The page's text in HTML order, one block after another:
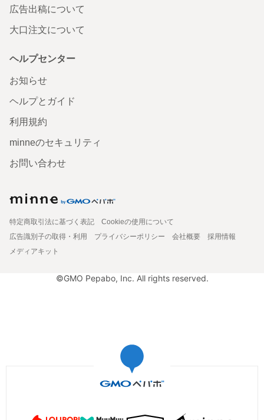
広告出稿について
大口注文について
ヘルプセンター
お知らせ
ヘルプとガイド
利用規約
minneのセキュリティ
お問い合わせ
特定商取引法に基づく表記
Cookieの使用について
広告識別子の取得・利用
プライバシーポリシー 会社概要
採用情報
メディアキット
©GMO Pepabo, Inc. All rights reserved.